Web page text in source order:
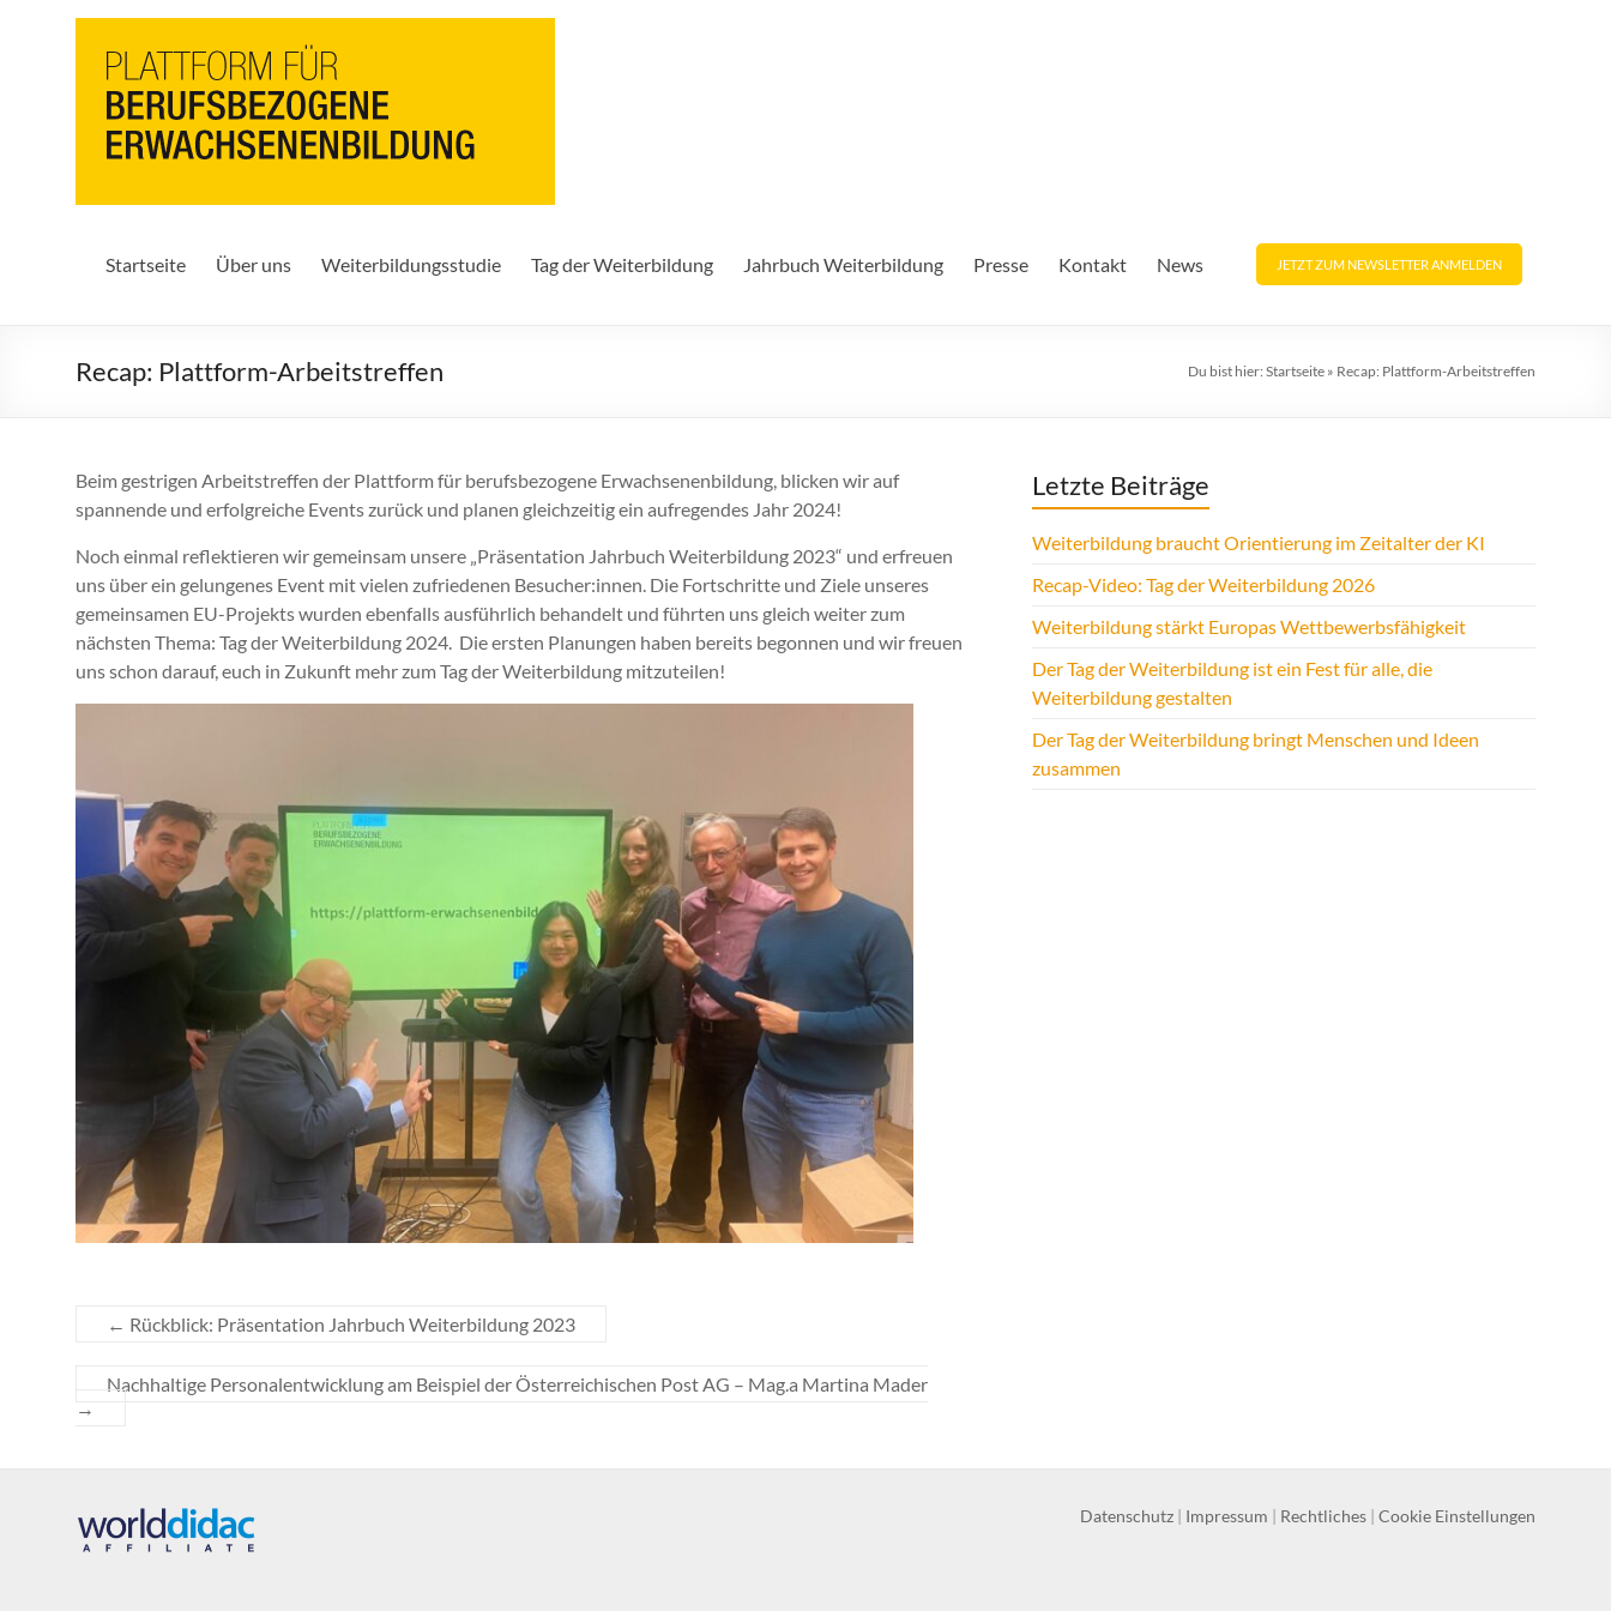
PbEB
Plattform
berufsbezogene
Startseite Über uns Weiterbildungsstudie Tag der Weiterbildung Jahrbuch Weiterbildung Presse Kontakt News JETZT ZUM NEWSLETTER ANMELDEN
Recap: Plattform-Arbeitstreffen Du bist hier: Startseite » Recap: Plattform-Arbeitstreffen
Beim gestrigen Arbeitstreffen der Plattform für berufsbezogene Erwachsenenbildung, blicken wir auf
spannende und erfolgreiche Events zurück und planen gleichzeitig ein aufregendes Jahr 2024!
Noch einmal reflektieren wir gemeinsam unsere „Präsentation Jahrbuch Weiterbildung 2023“ und erfreuen
uns über ein gelungenes Event mit vielen zufriedenen Besucher:innen. Die Fortschritte und Ziele unseres
gemeinsamen EU-Projekts wurden ebenfalls ausführlich behandelt und führten uns gleich weiter zum
nächsten Thema: Tag der Weiterbildung 2024. Die ersten Planungen haben bereits begonnen und wir freuen
uns schon darauf, euch in Zukunft mehr zum Tag der Weiterbildung mitzuteilen!
← Rückblick: Präsentation Jahrbuch Weiterbildung 2023
Nachhaltige Personalentwicklung am Beispiel der Österreichischen Post AG – Mag.a Martina Mader
→
Letzte Beiträge
Weiterbildung braucht Orientierung im Zeitalter der KI
Recap-Video: Tag der Weiterbildung 2026
Weiterbildung stärkt Europas Wettbewerbsfähigkeit
Der Tag der Weiterbildung ist ein Fest für alle, die
Weiterbildung gestalten
Der Tag der Weiterbildung bringt Menschen und Ideen
zusammen
Datenschutz | Impressum | Rechtliches | Cookie Einstellungen